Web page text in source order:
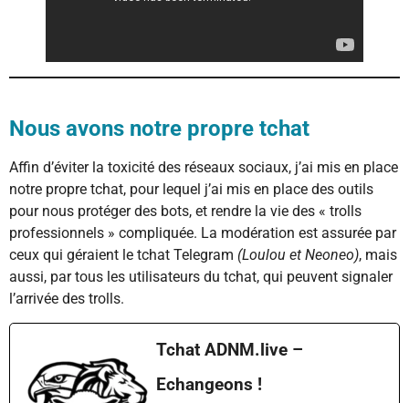
Nous avons notre propre tchat
Affin d’éviter la toxicité des réseaux sociaux, j’ai mis en place
notre propre tchat, pour lequel j’ai mis en place des outils
pour nous protéger des bots, et rendre la vie des « trolls
professionnels » compliquée. La modération est assurée par
ceux qui géraient le tchat Telegram (Loulou et Neoneo), mais
aussi, par tous les utilisateurs du tchat, qui peuvent signaler
l’arrivée des trolls.
Tchat ADNM.live –
Echangeons !